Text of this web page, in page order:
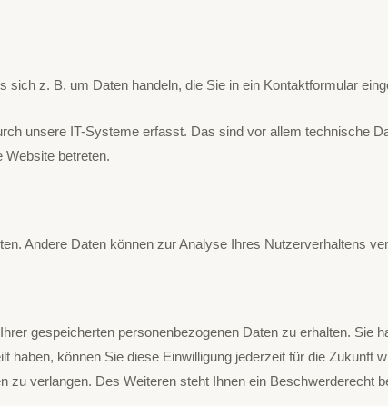
z. B. um Daten handeln, die Sie in ein Kontaktformular
unsere IT-Systeme erfasst. Das sind vor allem technische
Website betreten.
Andere Daten können zur Analyse Ihres Nutzerverhaltens
gespeicherten personenbezogenen Daten zu erhalten. Sie
können Sie diese Einwilligung jederzeit für die Zukunft
verlangen. Des Weiteren steht Ihnen ein Beschwerderecht